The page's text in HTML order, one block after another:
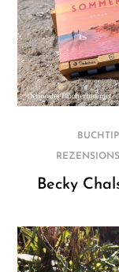
Becky